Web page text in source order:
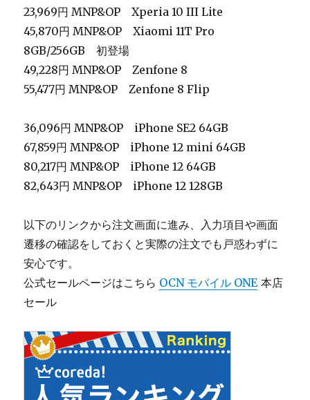
23,969円 MNP&OP Xperia 10 III Lite
45,870円 MNP&OP Xiaomi 11T Pro
8GB/256GB 初登場
49,228円 MNP&OP Zenfone 8
55,477円 MNP&OP Zenfone 8 Flip
36,096円 MNP&OP iPhone SE2 64GB
67,859円 MNP&OP iPhone 12 mini 64GB
80,217円 MNP&OP iPhone 12 64GB
82,643円 MNP&OP iPhone 12 128GB
以下のリンクから注文画面に進み、入力項目や画面
遷移の確認をしておくと実際の注文でも戸惑わずに
安心です。
公式セールページはこちら OCN モバイル ONE 本店
セール